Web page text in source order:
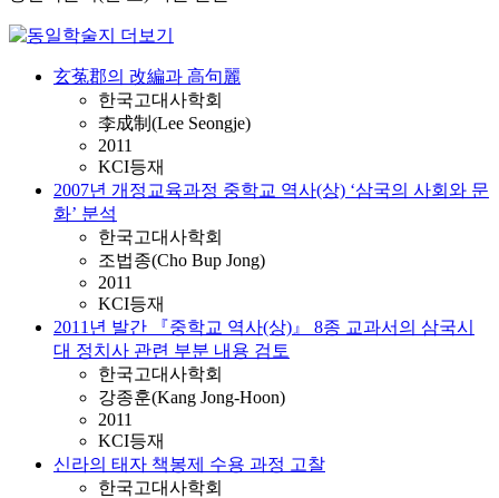
玄菟郡의 改編과 高句麗
한국고대사학회
李成制(Lee Seongje)
2011
KCI등재
2007년 개정교육과정 중학교 역사(상) ‘삼국의 사회와 문
화’ 분석
한국고대사학회
조법종(Cho Bup Jong)
2011
KCI등재
2011년 발간 『중학교 역사(상)』 8종 교과서의 삼국시
대 정치사 관련 부분 내용 검토
한국고대사학회
강종훈(Kang Jong-Hoon)
2011
KCI등재
신라의 태자 책봉제 수용 과정 고찰
한국고대사학회